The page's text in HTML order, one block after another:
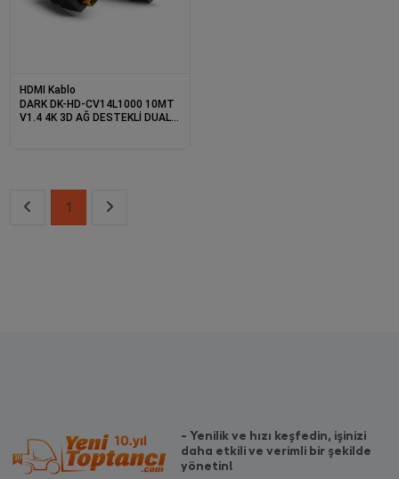
HDMI Kablo
DARK DK-HD-CV14L1000 10MT
V1.4 4K 3D AĞ DESTEKLİ DUAL
1
- Yenilik ve hızı keşfedin, işinizi
daha etkili ve verimli bir şekilde
yönetin!